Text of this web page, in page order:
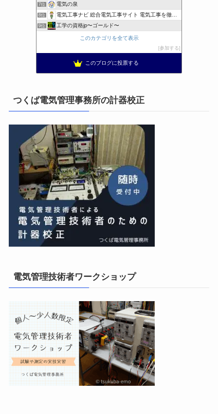
7位 電気の泉
8位 電気工事ナビ 総合電気工事サイト 電気工事を徹底解説
9位 工学の資格jp〜ゴールド〜
日置空調 | エアコン取付 鹿児島 | 鹿児島のエアコン工事
太陽光発電で、第二の年金.JP茨城県鹿嶋市赤嶺電研企画ブログ
このカテゴリを全て表示
参加する
このブログに投票する
つくば電気管理事務所の計器校正
電気管理技術者ワークショップ